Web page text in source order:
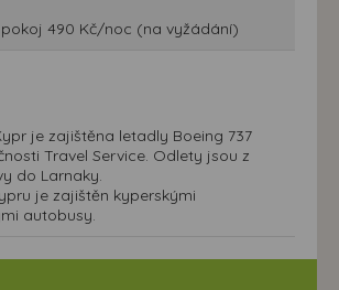
490 Kč/noc (na vyžádání)
je zajištěna letadly Boeing 737
Travel Service. Odlety jsou z
do Larnaky.
je zajištěn kyperskými
autobusy.